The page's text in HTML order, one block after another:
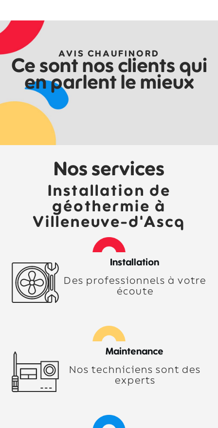
AVIS CHAUFINORD
Ce sont nos clients qui
en parlent le mieux
Nos services
Installation de
géothermie à
Villeneuve-d'Ascq
Installation
Des professionnels à votre
écoute
Maintenance
Nos techniciens sont des
experts